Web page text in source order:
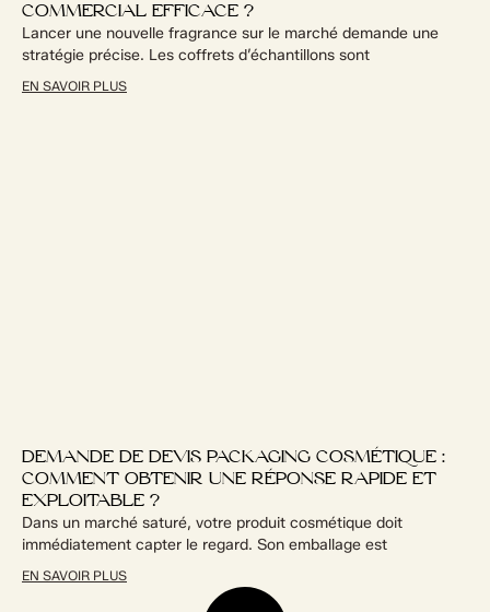
COMMERCIAL EFFICACE ?
Lancer une nouvelle fragrance sur le marché demande une
stratégie précise. Les coffrets d’échantillons sont
EN SAVOIR PLUS
DEMANDE DE DEVIS PACKAGING COSMÉTIQUE :
COMMENT OBTENIR UNE RÉPONSE RAPIDE ET
EXPLOITABLE ?
Dans un marché saturé, votre produit cosmétique doit
immédiatement capter le regard. Son emballage est
EN SAVOIR PLUS